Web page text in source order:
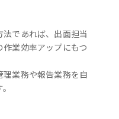
であれば、出面担当
業効率アップにもつ
業務や報告業務を自